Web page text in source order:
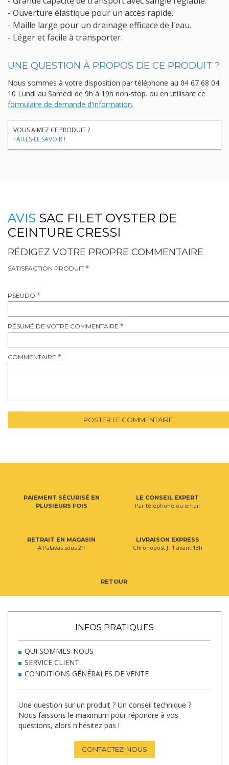
- Ouverture élastique pour un accès rapide.
- Maille large pour un drainage efficace de l'eau.
- Léger et facile à transporter.
UNE QUESTION À PROPOS DE CE PRODUIT ?
Nous sommes à votre disposition par téléphone au 04 67 68 04
10 Lundi au Samedi de 9h à 19h non-stop. ou en utilisant ce
formulaire de demande d'information.
VOUS AIMEZ CE PRODUIT ?
FAITES-LE SAVOIR !
AVIS SAC FILET OYSTER DE
CEINTURE CRESSI
RÉDIGEZ VOTRE PROPRE COMMENTAIRE
SATISFACTION PRODUIT
PSEUDO
RÉSUMÉ DE VOTRE COMMENTAIRE
COMMENTAIRE
POSTER LE COMMENTAIRE
PAIEMENT SÉCURISÉ EN
PLUSIEURS FOIS
LE CONSEIL EXPERT
Par téléphone ou email
RETRAIT EN MAGASIN
A Palavas sous 2h
LIVRAISON EXPRESS
Chronopost J+1 avant 13h
RETOUR
INFOS PRATIQUES
QUI SOMMES-NOUS
SERVICE CLIENT
CONDITIONS GÉNÉRALES DE VENTE
Une question sur un produit ? Un conseil technique ?
Nous faissons le maximum pour répondre à vos
questions, alors n'hésitez pas !
CONTACTEZ-NOUS